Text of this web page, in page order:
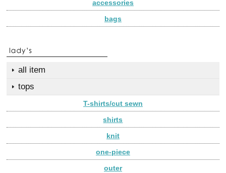
accessories
bags
all item
tops
T-shirts/cut sewn
shirts
knit
one-piece
outer